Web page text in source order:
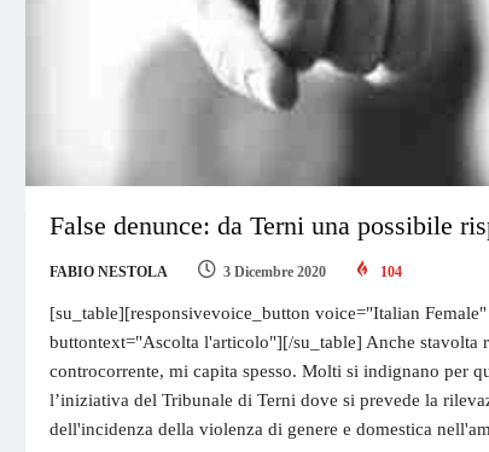
False denunce: da Terni una possibile
FABIO NESTOLA 3 Dicembre 2020 104
[su_table][responsivevoice_button voice="Italian Female"
buttontext="Ascolta l'articolo"][/su_table] Anche stavolta
controcorrente, mi capita spesso. Molti si indignano per
l’iniziativa del Tribunale di Terni dove si prevede la
dell'incidenza della violenza di genere e domestica